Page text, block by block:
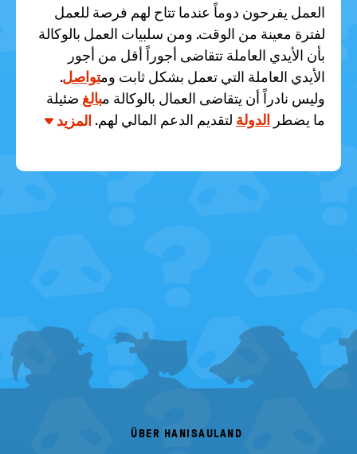
العمل يفرحون دوماً عندما تتاح لهم فرصة للعمل
لفترة معينة من الوقت. ومن سلبيات العمل بالوكالة
بأن الأيدي العاملة تتقاضى أجوراً أقل من أجور
الأيدي العاملة التي تعمل بشكل ثابت ومتواصل.
وليس نادراً أن يتقاضى العمال بالوكالة مبالغ ضئيلة
ما يضطر
الدولة لتقديم الدعم المالي لهم. المزيد
FOOTER
MENU
ÜBER HANISAULAND